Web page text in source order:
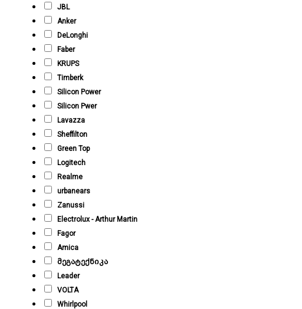
JBL
Anker
DeLonghi
Faber
KRUPS
Timberk
Silicon Power
Silicon Pwer
Lavazza
Sheffilton
Green Top
Logitech
Realme
urbanears
Zanussi
Electrolux - Arthur Martin
Fagor
Amica
მეგატექნიკა
Leader
VOLTA
Whirlpool